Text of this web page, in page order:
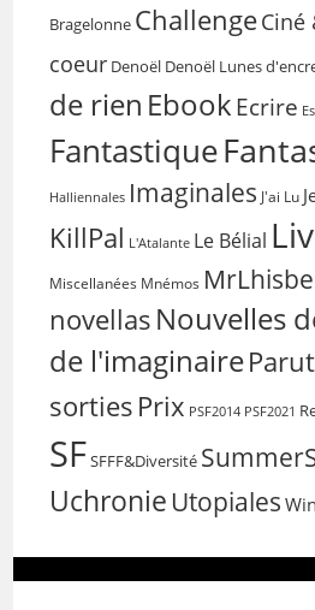
Bragelonne ChallengeCiné
coeur Denoël Denoël Lunes
de rien EbookEcrire
Fantastique
Halliennales Imaginales J'ai Lu
KillPal L'Atalante Le Bélial
Miscellanées Mnémos
novellas Nouvelles
de l'imaginaire
sorties Prix PSF2014 PSF2021
SFSFFF&Diversité
Uchronie Utopiales